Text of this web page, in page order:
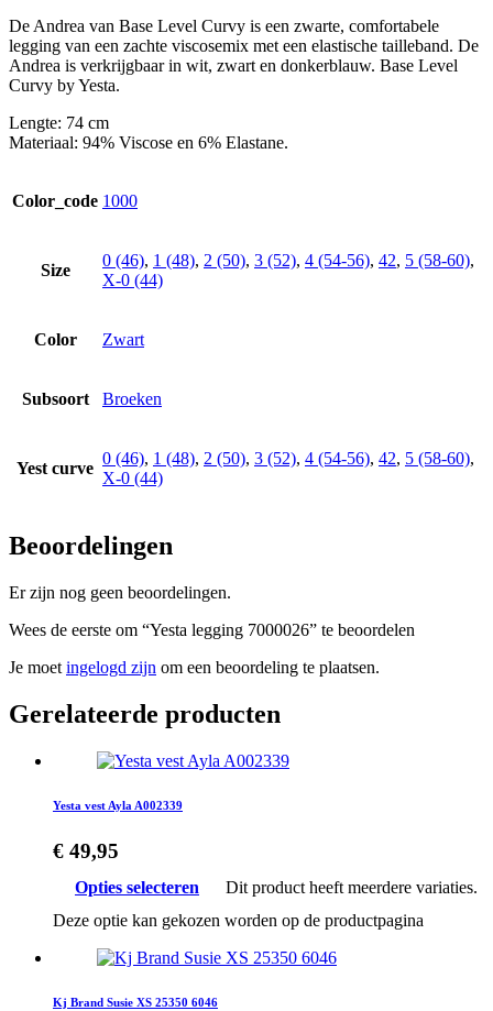
De Andrea van Base Level Curvy is een zwarte, comfortabele
legging van een zachte viscosemix met een elastische tailleband. De
Andrea is verkrijgbaar in wit, zwart en donkerblauw. Base Level
Curvy by Yesta.
Lengte: 74 cm
Materiaal: 94% Viscose en 6% Elastane.
Color_code 1000
Size
0 (46), 1 (48), 2 (50), 3 (52), 4 (54-56), 42, 5 (58-60),
X-0 (44)
Color Zwart
Subsoort Broeken
Yest curve
0 (46), 1 (48), 2 (50), 3 (52), 4 (54-56), 42, 5 (58-60),
X-0 (44)
Beoordelingen
Er zijn nog geen beoordelingen.
Wees de eerste om “Yesta legging 7000026” te beoordelen
Je moet ingelogd zijn om een beoordeling te plaatsen.
Gerelateerde producten
Yesta vest Ayla A002339
€ 49,95
Opties selecteren
Dit product heeft meerdere variaties.
Deze optie kan gekozen worden op de productpagina
Kj Brand Susie XS 25350 6046